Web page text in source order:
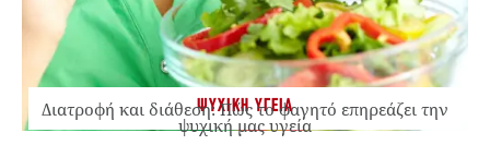
ΨΥΧΙΚΗ ΥΓΕΙΑ
Διατροφή και διάθεση: Πώς το φαγητό επηρεάζει την
ψυχική μας υγεία